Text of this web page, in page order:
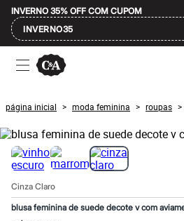
INVERNO 35% OFF COM CUPOM
INVERNO35
Ofertas
Compre por Departamento
Masculino
Infantil
Calçados
Mindse7
Plus Size
Até 20% off
Até 60% off
A partir de 60% off
Feminino
página inicial > moda feminina > roupas >
Cinza Claro
blusa feminina de suede decote v com